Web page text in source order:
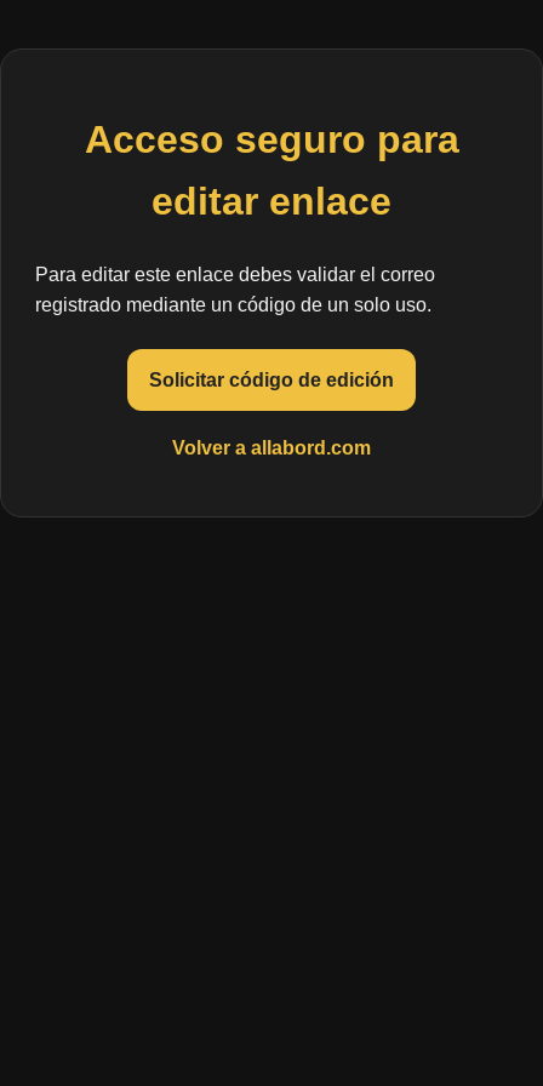
Acceso seguro para
editar enlace
Para editar este enlace debes validar el correo
registrado mediante un código de un solo uso.
Solicitar código de edición
Volver a allabord.com